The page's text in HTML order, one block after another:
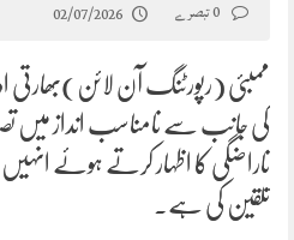
02/07/2026
ممبئی (رپورٹنگ آن لائن)بھارتی
کی جانب سے نامناسب انداز میں
ناراضگی کا اظہار کرتے ہوئے
تلقین کی ہے۔